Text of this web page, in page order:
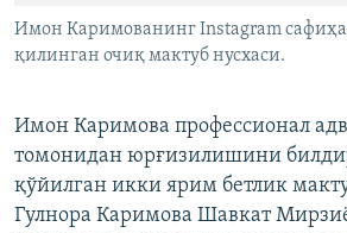
Имон Каримованинг Instagram
қилинган очиқ мактуб нусхаси.
Имон Каримова профессионал
томонидан юрғизилишини
қўйилган икки ярим бетлик
Гулнора Каримова Шавкат